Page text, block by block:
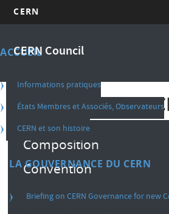
contenu
CERN
CERN Council
Main
french
ACCUEIL
Informations pratiques
États Membres et Associés, Observateurs
CERN et son histoire
LA GOUVERNANCE DU CERN
Briefing on CERN Governance for new
LA
Composition
Convention
Règlement intérieur